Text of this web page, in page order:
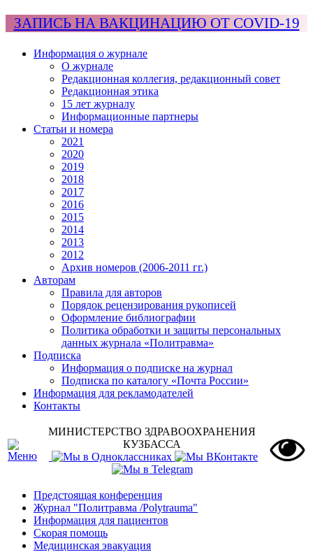
ЗАПИСЬ НА ВАКЦИНАЦИЮ ОТ COVID-19
Информация о журнале
О журнале
Редакционная коллегия, редакционный совет
Редакционная этика
15 лет журналу
Информационные партнеры
Статьи и номера
2021
2020
2019
2018
2017
2016
2015
2014
2013
2012
Архив номеров (2006-2011 гг.)
Авторам
Правила для авторов
Порядок рецензирования рукописей
Оформление библиографии
Политика обработки и защиты персональных
данных журнала «Политравма»
Подписка
Информация о подписке на журнал
Подписка по каталогу «Почта России»
Информация для рекламодателей
Контакты
МИНИСТЕРСТВО ЗДРАВООХРАНЕНИЯ
КУЗБАССА
Предстоящая конференция
Журнал "Политравма /Polytrauma"
Информация для пациентов
Скорая помощь
Медицинская эвакуация